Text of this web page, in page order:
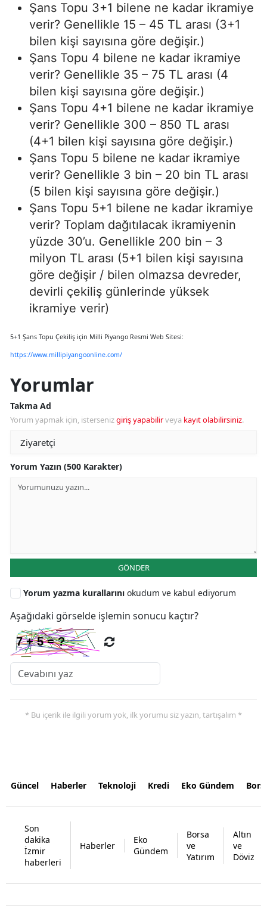
Şans Topu 3+1 bilene ne kadar ikramiye
verir? Genellikle 15 – 45 TL arası (3+1
bilen kişi sayısına göre değişir.)
Şans Topu 4 bilene ne kadar ikramiye
verir? Genellikle 35 – 75 TL arası (4
bilen kişi sayısına göre değişir.)
Şans Topu 4+1 bilene ne kadar ikramiye
verir? Genellikle 300 – 850 TL arası
(4+1 bilen kişi sayısına göre değişir.)
Şans Topu 5 bilene ne kadar ikramiye
verir? Genellikle 3 bin – 20 bin TL arası
(5 bilen kişi sayısına göre değişir.)
Şans Topu 5+1 bilene ne kadar ikramiye
verir? Toplam dağıtılacak ikramiyenin
yüzde 30’u. Genellikle 200 bin – 3
milyon TL arası (5+1 bilen kişi sayısına
göre değişir / bilen olmazsa devreder,
devirli çekiliş günlerinde yüksek
ikramiye verir)
5+1 Şans Topu Çekiliş için Milli Piyango Resmi Web Sitesi:
https://www.millipiyangoonline.com/
Yorumlar
Takma Ad
Yorum yapmak için, istersenizgiriş yapabilirveya kayıt olabilirsiniz.
Yorum Yazın (500 Karakter)
GÖNDER
Yorum yazma kurallarını okudum ve kabul ediyorum
Aşağıdaki görselde işlemin sonucu kaçtır?
* Bu içerik ile ilgili yorum yok, ilk yorumu siz yazın, tartışalım *
Güncel Haberler Teknoloji Kredi Eko Gündem
Son
dakika
İzmir
haberleri
Haberler
Eko
Gündem
Borsa
ve
Yatırım
Altın
ve
Döviz